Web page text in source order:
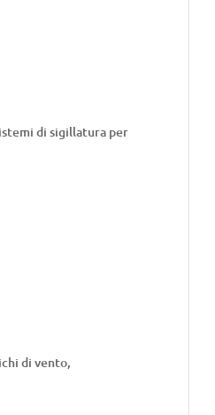
di sigillatura per
di vento,